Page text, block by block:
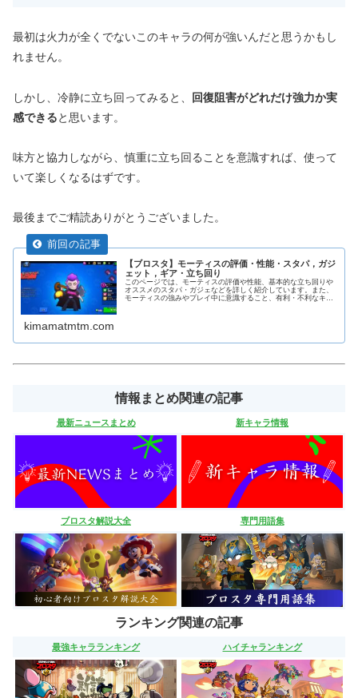
最初は火力が全くでないこのキャラの何が強いんだと思うかもし
れません。
しかし、冷静に立ち回ってみると、 回復阻害がどれだけ強力か実
感できると思います。
味方と協力しながら、慎重に立ち回ることを意識すれば、使って
いて楽しくなるはずです。
最後までご精読ありがとうございました。
【ブロスタ】モーティスの評価・性能・スタパ，ガジ
ェット，ギア・立ち回り
このページでは、モーティスの評価や性能、基本的な立ち回りや
オススメのスタパ・ガジェなどを詳しく紹介しています。また、
モーティスの強みやプレイ中に意識すること、有利・不利なキャ
kimamatmtm.com
情報まとめ関連の記事
最新ニュースまとめ 新キャラ情報
ブロスタ解説大全 専門用語集
ランキング関連の記事
最強キャラランキング ハイチャランキング